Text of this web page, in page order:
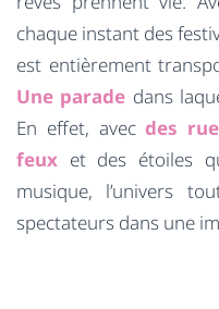
chaque instant des
est entièrement
Une parade dans
En effet, avecdes
feux et des étoiles
musique, l’univers
spectateurs dans une